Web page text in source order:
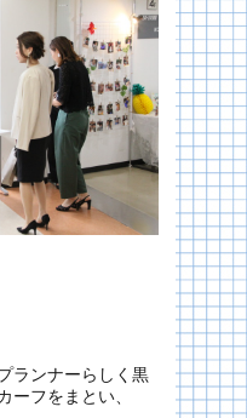
ランナーらしく黒
ーフをまとい、